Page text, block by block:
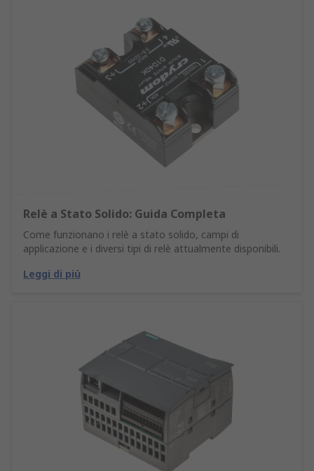
Relè a Stato Solido: Guida Completa
Come funzionano i relè a stato solido, campi di
applicazione e i diversi tipi di relè attualmente disponibili.
Leggi di più